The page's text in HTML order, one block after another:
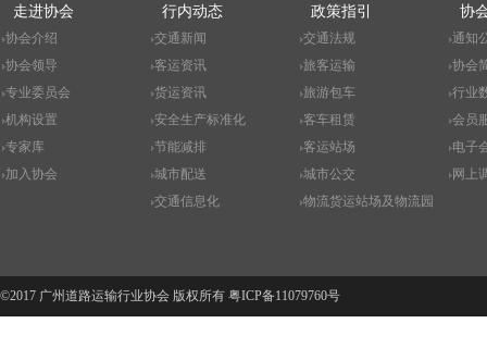
走进协会
协会介绍
协会领导
专业委员会
机构设置
专家库
加入协会
行内动态
交通新闻
客运资讯
货运资讯
安全生产标准化
节能减排
城市配送
交通信息化
政策指引
交通法规
旅客运输
旅游包车
客车租赁
客运站场
城市公交
物流货运站场及物流园
协
通知
协会
行业
会员
电子
网上
©2017 广州道路运输行业协会 版权所有 粤ICP备11079760号